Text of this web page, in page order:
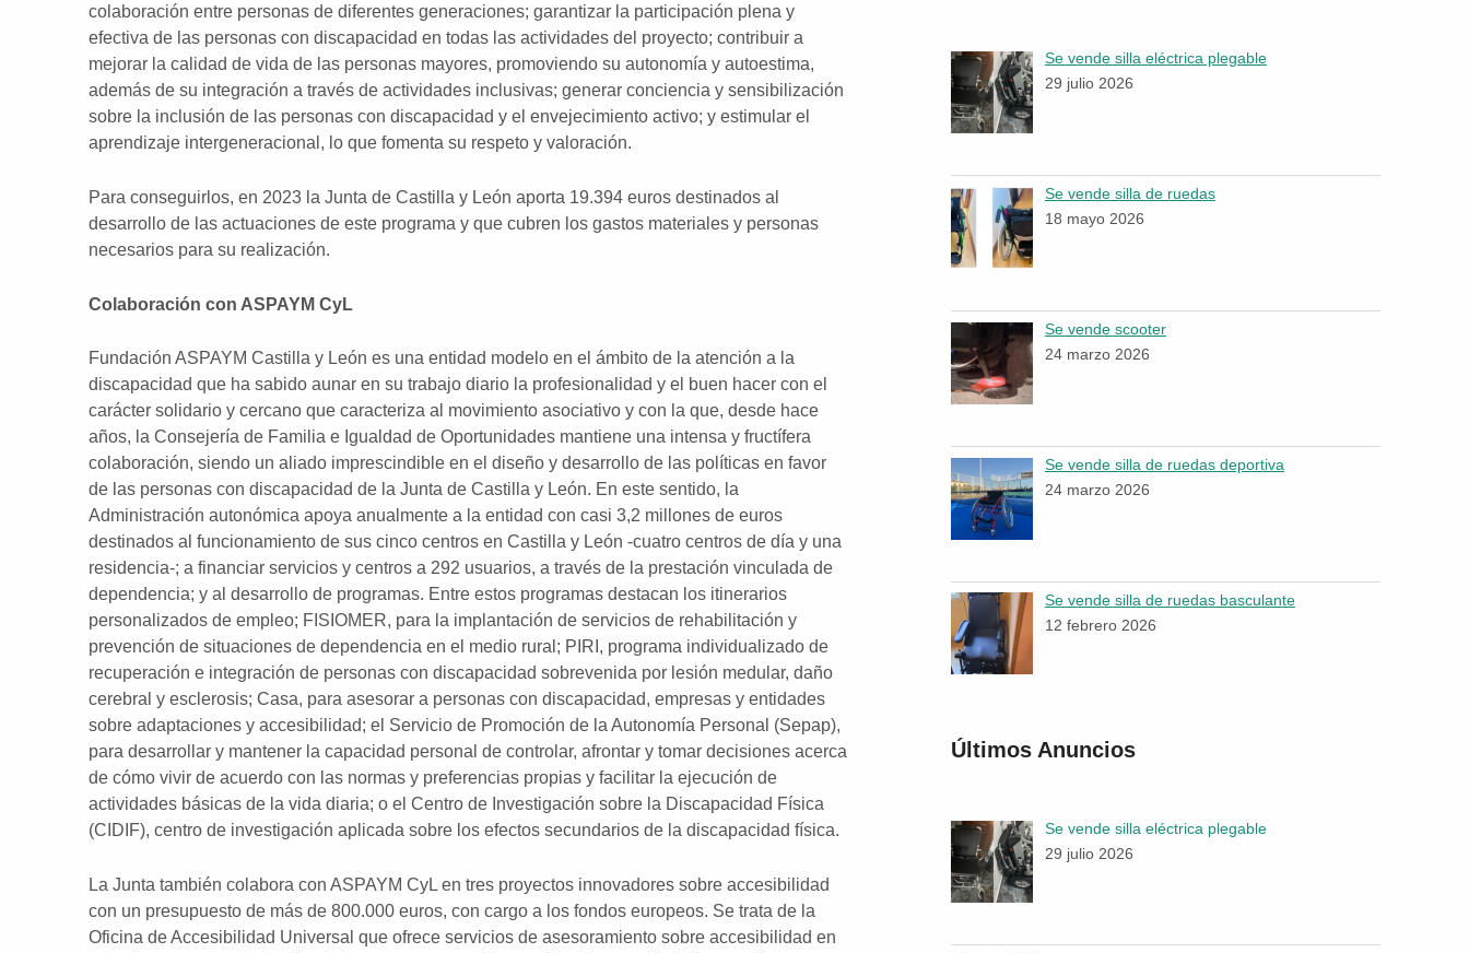
colaboración entre personas de diferentes generaciones; garantizar la participación plena y
efectiva de las personas con discapacidad en todas las actividades del proyecto; contribuir a
mejorar la calidad de vida de las personas mayores, promoviendo su autonomía y autoestima,
además de su integración a través de actividades inclusivas; generar conciencia y sensibilización
sobre la inclusión de las personas con discapacidad y el envejecimiento activo; y estimular el
aprendizaje intergeneracional, lo que fomenta su respeto y valoración.
Para conseguirlos, en 2023 la Junta de Castilla y León aporta 19.394 euros destinados al
desarrollo de las actuaciones de este programa y que cubren los gastos materiales y personas
necesarios para su realización.
Colaboración con ASPAYM CyL
Fundación ASPAYM Castilla y León es una entidad modelo en el ámbito de la atención a la
discapacidad que ha sabido aunar en su trabajo diario la profesionalidad y el buen hacer con el
carácter solidario y cercano que caracteriza al movimiento asociativo y con la que, desde hace
años, la Consejería de Familia e Igualdad de Oportunidades mantiene una intensa y fructífera
colaboración, siendo un aliado imprescindible en el diseño y desarrollo de las políticas en favor
de las personas con discapacidad de la Junta de Castilla y León. En este sentido, la
Administración autonómica apoya anualmente a la entidad con casi 3,2 millones de euros
destinados al funcionamiento de sus cinco centros en Castilla y León -cuatro centros de día y una
residencia-; a financiar servicios y centros a 292 usuarios, a través de la prestación vinculada de
dependencia; y al desarrollo de programas. Entre estos programas destacan los itinerarios
personalizados de empleo; FISIOMER, para la implantación de servicios de rehabilitación y
prevención de situaciones de dependencia en el medio rural; PIRI, programa individualizado de
recuperación e integración de personas con discapacidad sobrevenida por lesión medular, daño
cerebral y esclerosis; Casa, para asesorar a personas con discapacidad, empresas y entidades
sobre adaptaciones y accesibilidad; el Servicio de Promoción de la Autonomía Personal (Sepap),
para desarrollar y mantener la capacidad personal de controlar, afrontar y tomar decisiones acerca
de cómo vivir de acuerdo con las normas y preferencias propias y facilitar la ejecución de
actividades básicas de la vida diaria; o el Centro de Investigación sobre la Discapacidad Física
(CIDIF), centro de investigación aplicada sobre los efectos secundarios de la discapacidad física.
La Junta también colabora con ASPAYM CyL en tres proyectos innovadores sobre accesibilidad
con un presupuesto de más de 800.000 euros, con cargo a los fondos europeos. Se trata de la
Oficina de Accesibilidad Universal que ofrece servicios de asesoramiento sobre accesibilidad en
Se vende silla eléctrica plegable
29 julio 2026
Se vende silla de ruedas
18 mayo 2026
Se vende scooter
24 marzo 2026
Se vende silla de ruedas deportiva
24 marzo 2026
Se vende silla de ruedas basculante
12 febrero 2026
Últimos Anuncios
Se vende silla eléctrica plegable
29 julio 2026